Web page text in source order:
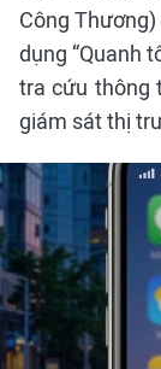
Công
dụng “Quanh
tra cứu thông
giám sát thị